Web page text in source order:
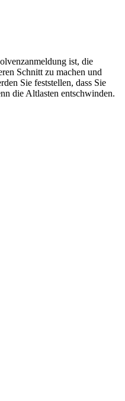
ist, die
Schnitt zu machen und
Sie feststellen, dass Sie
die Altlasten entschwinden.